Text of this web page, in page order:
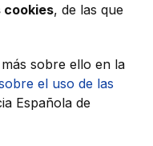
cookies, de las que
sobre ello en la
el uso de las
Española de